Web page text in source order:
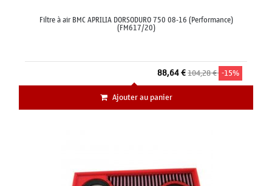
Filtre à air BMC APRILIA DORSODURO 750 08-16 (Performance)
(FM617/20)
88,64 €104,28 € -15%
Ajouter au panier